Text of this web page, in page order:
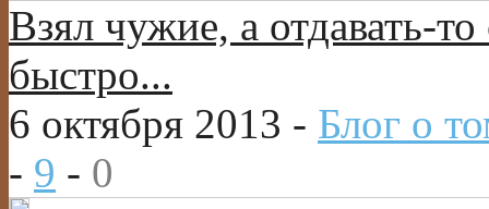
Взял чужие, а отдавать-
быстро...
6 октября 2013 - Блог о
- 9 - 0